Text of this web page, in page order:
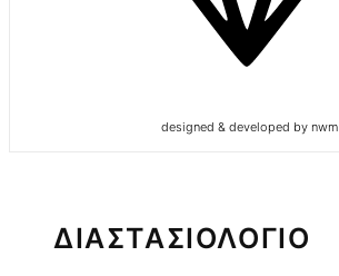
designed & developed by nwm
ΔΙΑΣΤΑΣΙΟΛΟΓΙΟ